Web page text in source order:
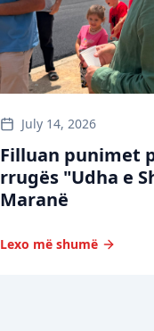
July 14, 2026
Filluan punimet
rrugës "Udha e
Maranë
Lexo më shumë